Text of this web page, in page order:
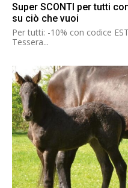
Super SCONTI per tutti
su ciò che vuoi
Per tutti: -10% con codice
Tessera...